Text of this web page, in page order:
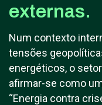
externas.
Num contexto
tensões
energéticos, o
afirmar-se como
“Energia contra